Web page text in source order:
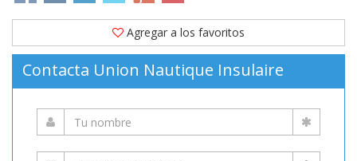
Agregar a los favoritos
Contacta Union Nautique Insulaire